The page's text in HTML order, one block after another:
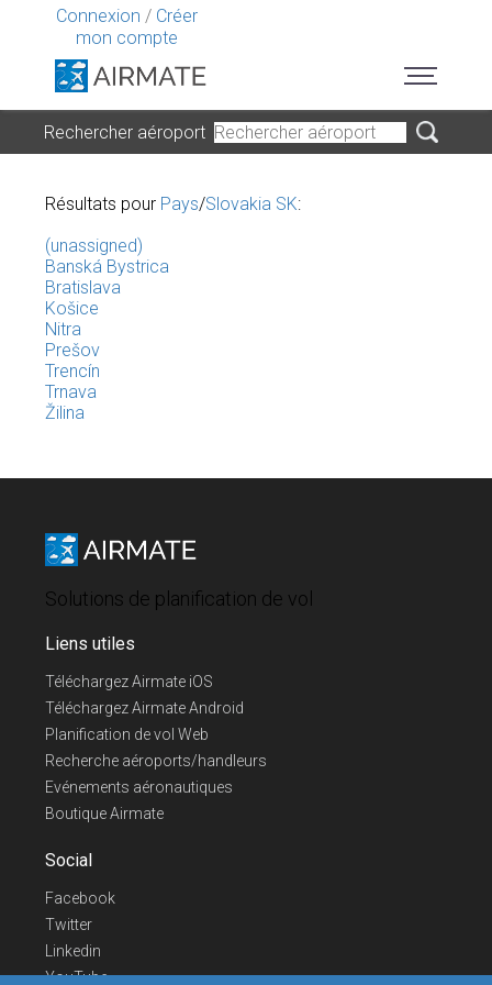
Connexion / Créer
mon compte
Rechercher aéroport
Résultats pour Pays/Slovakia SK:
(unassigned)
Banská Bystrica
Bratislava
Košice
Nitra
Prešov
Trencín
Trnava
Žilina
Solutions de planification de vol
Liens utiles
Téléchargez Airmate iOS
Téléchargez Airmate Android
Planification de vol Web
Recherche aéroports/handleurs
Evénements aéronautiques
Boutique Airmate
Social
Facebook
Twitter
Linkedin
YouTube